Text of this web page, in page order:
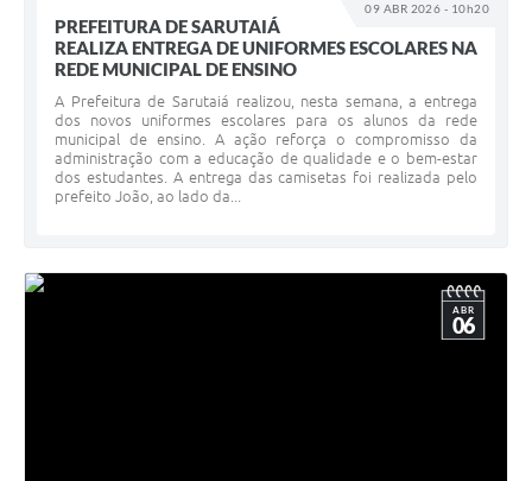
09 ABR 2026 - 10h20
PREFEITURA DE SARUTAIÁ
REALIZA ENTREGA DE UNIFORMES ESCOLARES NA
REDE MUNICIPAL DE ENSINO
A Prefeitura de Sarutaiá realizou, nesta semana, a entrega
dos novos uniformes escolares para os alunos da rede
municipal de ensino. A ação reforça o compromisso da
administração com a educação de qualidade e o bem-estar
dos estudantes. A entrega das camisetas foi realizada pelo
prefeito João, ao lado da...
ABR
06